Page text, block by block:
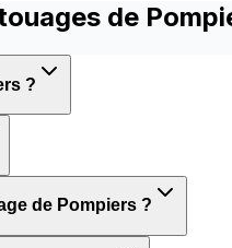
de
?
de Pompiers ?